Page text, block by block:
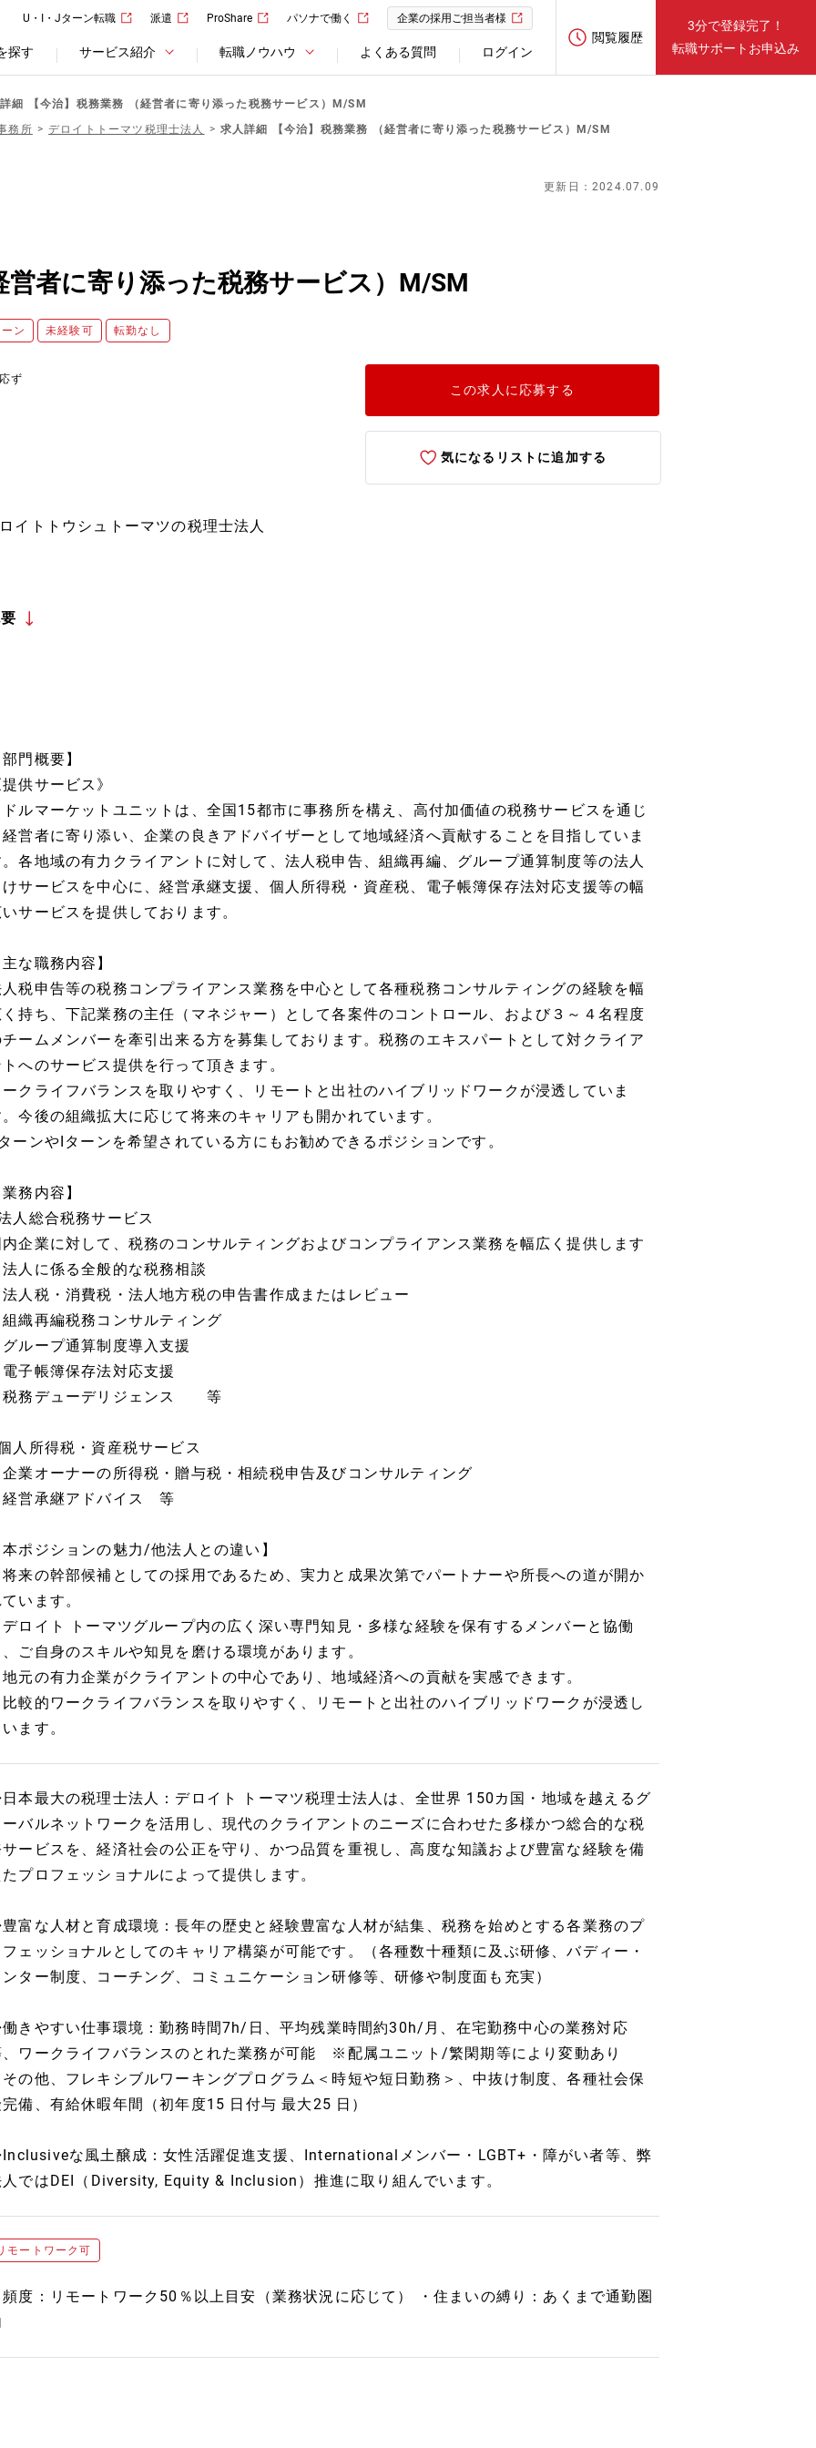
U・I・Jターン転職 派遣 ProShare パソナで働く 企業の採用ご担当者様
探す サービス紹介 転職ノウハウ よくある質問 ログイン
閲覧履歴
3分で登録完了！
転職サポートお申込み
細 【今治】税務業務 （経営者に寄り添った税務サービス）M/SM
務所
デロイトトーマツ税理士法人 求人詳細 【今治】税務業務 （経営者に寄り添った税務サービス）M/SM
更新日：2024.07.09
営者に寄り添った税務サービス）M/SM
ン 未経験可 転勤なし
ず
イトトウシュトーマツの税理士法人
この求人に応募する
気になるリストに追加する
門概要】
供サービス》
ルマーケットユニットは、全国15都市に事務所を構え、高付加価値の税務サービスを通じ
営者に寄り添い、企業の良きアドバイザーとして地域経済へ貢献することを目指していま
各地域の有力クライアントに対して、法人税申告、組織再編、グループ通算制度等の法人
サービスを中心に、経営承継支援、個人所得税・資産税、電子帳簿保存法対応支援等の幅
サービスを提供しております。
な職務内容】
税申告等の税務コンプライアンス業務を中心として各種税務コンサルティングの経験を幅
持ち、下記業務の主任（マネジャー）として各案件のコントロール、および３～４名程度
ームメンバーを牽引出来る方を募集しております。税務のエキスパートとして対クライア
へのサービス提供を行って頂きます。
クライフバランスを取りやすく、リモートと出社のハイブリッドワークが浸透していま
今後の組織拡大に応じて将来のキャリアも開かれています。
ーンやIターンを希望されている方にもお勧めできるポジションです。
務内容】
人総合税務サービス
企業に対して、税務のコンサルティングおよびコンプライアンス業務を幅広く提供します
人に係る全般的な税務相談
人税・消費税・法人地方税の申告書作成またはレビュー
織再編税務コンサルティング
ループ通算制度導入支援
子帳簿保存法対応支援
税務デューデリジェンス 等
人所得税・資産税サービス
業オーナーの所得税・贈与税・相続税申告及びコンサルティング
経営承継アドバイス 等
ポジションの魅力/他法人との違い】
来の幹部候補としての採用であるため、実力と成果次第でパートナーや所長への道が開か
います。
ロイト トーマツグループ内の広く深い専門知見・多様な経験を保有するメンバーと協働
ご自身のスキルや知見を磨ける環境があります。
元の有力企業がクライアントの中心であり、地域経済への貢献を実感できます。
較的ワークライフバランスを取りやすく、リモートと出社のハイブリッドワークが浸透し
ます。
本最大の税理士法人：デロイト トーマツ税理士法人は、全世界 150カ国・地域を越えるグ
バルネットワークを活用し、現代のクライアントのニーズに合わせた多様かつ総合的な税
ービスを、経済社会の公正を守り、かつ品質を重視し、高度な知議および豊富な経験を備
プロフェッショナルによって提供します。
富な人材と育成環境：長年の歴史と経験豊富な人材が結集、税務を始めとする各業務のプ
ェッショナルとしてのキャリア構築が可能です。（各種数十種類に及ぶ研修、バディー・
ター制度、コーチング、コミュニケーション研修等、研修や制度面も充実）
きやすい仕事環境：勤務時間7h/日、平均残業時間約30h/月、在宅勤務中心の業務対応
、ワークライフバランスのとれた業務が可能 ※配属ユニット/繁閑期等により変動あり
の他、フレキシブルワーキングプログラム＜時短や短日勤務＞、中抜け制度、各種社会保
備、有給休暇年間（初年度15 日付与 最大25 日）
な風土醸成：女性活躍促進支援、Internationalメンバー・LGBT+・障がい者等、弊
人ではDEI（Diversity, Equity & Inclusion）推進に取り組んでいます。
モートワーク可
度：リモートワーク50％以上目安（業務状況に応じて） ・住まいの縛り：あくまで通勤圏